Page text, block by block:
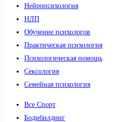
Нейропсихология
НЛП
Обучение психологов
Практическая психология
Психологическая помощь
Сексология
Семейная психология
Все Спорт
Бодибилдинг